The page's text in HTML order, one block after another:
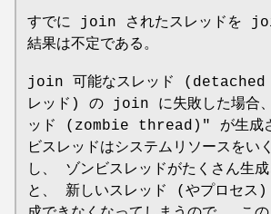
すでに join されたスレッドを
結果は不定である。
join 可能なスレッド (detached
レッド) の join に失敗した場合
ッド (zombie thread)" が生成
ビスレッドはシステムリソースをい
し、 ゾンビスレッドがたくさん生成
と、 新しいスレッド (やプロセス)